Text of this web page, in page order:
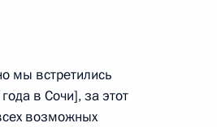
мы встретились
в Сочи], за этот
возможных